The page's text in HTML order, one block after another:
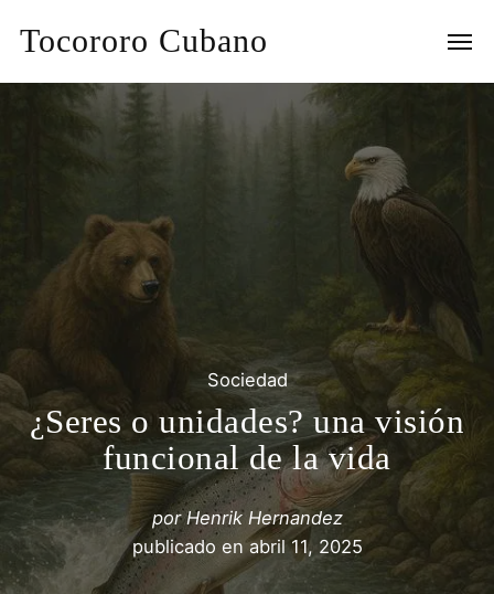
Tocororo Cubano
Sociedad
¿Seres o unidades? una visión
funcional de la vida
porHenrik Hernandez
publicado enabril 11, 2025